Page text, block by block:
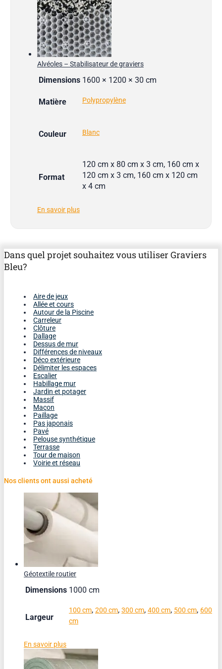
Alvéoles – Stabilisateur de graviers
Dimensions 1600 × 1200 × 30 cm
Matière Polypropylène
Couleur Blanc
Format
120 cm x 80 cm x 3 cm, 160 cm x
120 cm x 3 cm, 160 cm x 120 cm
x 4 cm
En savoir plus
Dans quel projet souhaitez vous utiliser Graviers
Bleu?
Aire de jeux
Allée et cours
Autour de la Piscine
Carreleur
Clôture
Dallage
Dessus de mur
Différences de niveaux
Déco extérieure
Délimiter les espaces
Escalier
Habillage mur
Jardin et potager
Massif
Maçon
Paillage
Pas japonais
Pavé
Pelouse synthétique
Terrasse
Tour de maison
Voirie et réseau
Nos clients ont aussi acheté
Géotextile routier
Dimensions 1000 cm
Largeur
100 cm, 200 cm, 300 cm, 400 cm, 500 cm, 600
cm
En savoir plus